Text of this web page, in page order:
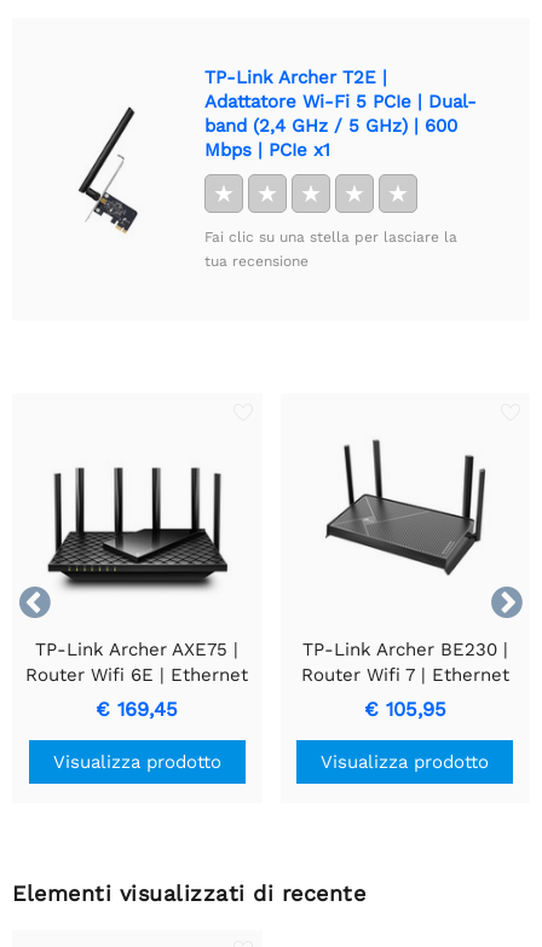
TP-Link Archer T2E |
Adattatore Wi-Fi 5 PCIe | Dual-
band (2,4 GHz / 5 GHz) | 600
Mbps | PCIe x1
★ ★ ★ ★ ★
Fai clic su una stella per lasciare la
tua recensione


TP-Link Archer AXE75 |
Router Wifi 6E | Ethernet
Gigabit Tri-band (2.4 GHz
/ 5 GHz / 6 GHz) | 2402
Mbit/s
€ 169,45
Visualizza prodotto
TP-Link Archer BE230 |
Router Wifi 7 | Ethernet
Dual-band a 2,5 Gigabit
(2,4 GHz / 5 GHz) | 2882
Mbit/s
€ 105,95
Visualizza prodotto
Elementi visualizzati di recente